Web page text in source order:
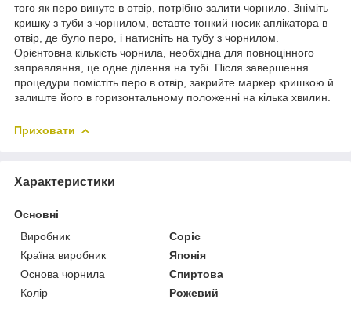
того як перо винуте в отвір, потрібно залити чорнило. Зніміть
кришку з туби з чорнилом, вставте тонкий носик аплікатора в
отвір, де було перо, і натисніть на тубу з чорнилом.
Орієнтовна кількість чорнила, необхідна для повноцінного
заправляння, це одне ділення на тубі. Після завершення
процедури помістіть перо в отвір, закрийте маркер кришкою й
залиште його в горизонтальному положенні на кілька хвилин.
Приховати
Характеристики
Основні
Виробник
Copic
Країна виробник
Японія
Основа чорнила
Спиртова
Колір
Рожевий